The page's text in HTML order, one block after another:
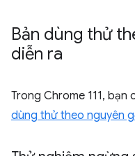
Bản dùng thử
diễn ra
Trong Chrome 111,
dùng thử theo nguyên